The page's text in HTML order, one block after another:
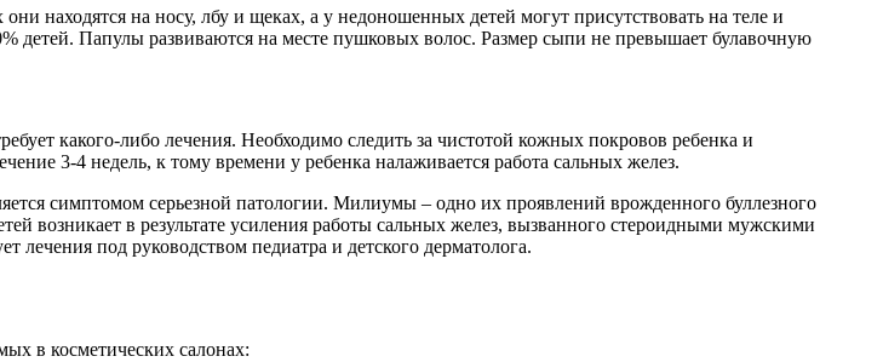
находятся на носу, лбу и щеках, а у недоношенных детей могут присутствовать на теле и
детей. Папулы развиваются на месте пушковых волос. Размер сыпи не превышает булавочную
какого-либо лечения. Необходимо следить за чистотой кожных покровов ребенка и
3-4 недель, к тому времени у ребенка налаживается работа сальных желез.
симптомом серьезной патологии. Милиумы – одно их проявлений врожденного буллезного
возникает в результате усиления работы сальных желез, вызванного стероидными мужскими
под руководством педиатра и детского дерматолога.
в косметических салонах: